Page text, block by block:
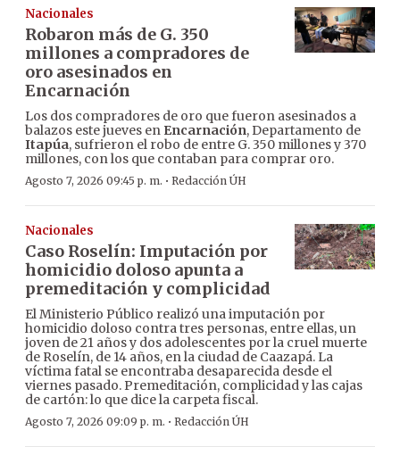
Nacionales
Robaron más de G. 350
millones a compradores de
oro asesinados en
Encarnación
Los dos compradores de oro que fueron asesinados a
balazos este jueves en Encarnación, Departamento de
Itapúa, sufrieron el robo de entre G. 350 millones y 370
millones, con los que contaban para comprar oro.
Agosto 7, 2026 09:45 p. m. · Redacción ÚH
Nacionales
Caso Roselín: Imputación por
homicidio doloso apunta a
premeditación y complicidad
El Ministerio Público realizó una imputación por
homicidio doloso contra tres personas, entre ellas, un
joven de 21 años y dos adolescentes por la cruel muerte
de Roselín, de 14 años, en la ciudad de Caazapá. La
víctima fatal se encontraba desaparecida desde el
viernes pasado. Premeditación, complicidad y las cajas
de cartón: lo que dice la carpeta fiscal.
Agosto 7, 2026 09:09 p. m. · Redacción ÚH